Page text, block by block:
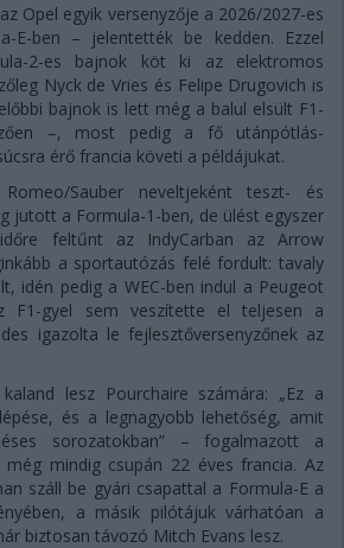
Opel egyik versenyzője a 2026/2027-es
E-ben – jelentették be kedden. Ezzel
2-es bajnok köt ki az elektromos
Nyck de Vries és Felipe Drugovich is
bajnok is lett még a balul elsült F1-
–, most pedig a fő utánpótlás-
érő francia követi a példájukat.
Sauber neveltjeként teszt- és
jutott a Formula-1-ben, de ülést egyszer
feltűnt az IndyCarban az Arrow
a sportautózás felé fordult: tavaly
idén pedig a WEC-ben indul a Peugeot
F1-gyel sem veszítette el teljesen a
igazolta le fejlesztőversenyzőnek az
lesz Pourchaire számára: „Ez a
és a legnagyobb lehetőség, amit
sorozatokban” – fogalmazott a
még mindig csupán 22 éves francia. Az
száll be gyári csapattal a Formula-E a
a másik pilótájuk várhatóan a
biztosan távozó Mitch Evans lesz.